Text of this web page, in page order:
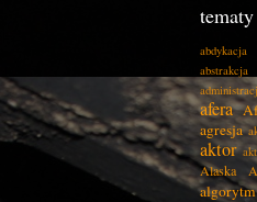
tematy
abdykacja
abstrakcja
afera
agresja
aktor
Alaska
algorytm